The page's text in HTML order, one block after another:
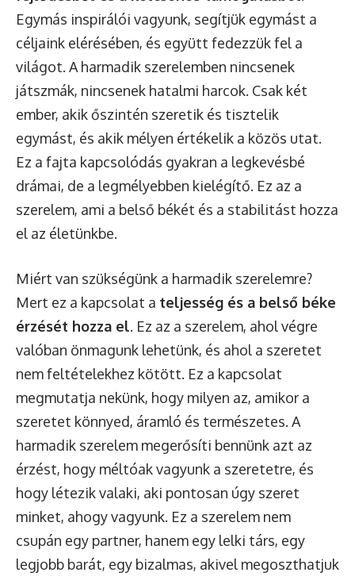
Egymás inspirálói vagyunk, segítjük egymást a
céljaink elérésében, és együtt fedezzük fel a
világot. A harmadik szerelemben nincsenek
játszmák, nincsenek hatalmi harcok. Csak két
ember, akik őszintén szeretik és tisztelik
egymást, és akik mélyen értékelik a közös utat.
Ez a fajta kapcsolódás gyakran a legkevésbé
drámai, de a legmélyebben kielégítő. Ez az a
szerelem, ami a belső békét és a stabilitást hozza
el az életünkbe.
Miért van szükségünk a harmadik szerelemre?
Mert ez a kapcsolat a teljesség és a belső béke
érzését hozza el. Ez az a szerelem, ahol végre
valóban önmagunk lehetünk, és ahol a szeretet
nem feltételekhez kötött. Ez a kapcsolat
megmutatja nekünk, hogy milyen az, amikor a
szeretet könnyed, áramló és természetes. A
harmadik szerelem megerősíti bennünk azt az
érzést, hogy méltóak vagyunk a szeretetre, és
hogy létezik valaki, aki pontosan úgy szeret
minket, ahogy vagyunk. Ez a szerelem nem
csupán egy partner, hanem egy lelki társ, egy
legjobb barát, egy bizalmas, akivel megoszthatjuk